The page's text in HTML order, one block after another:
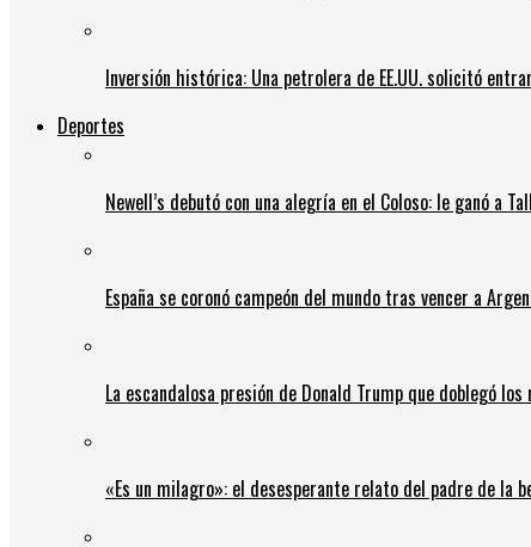
Inversión histórica: Una petrolera de EE.UU. solicitó
Deportes
Newell’s debutó con una alegría en el Coloso: le ganó a
España se coronó campeón del mundo tras vencer a
La escandalosa presión de Donald Trump que doblegó
«Es un milagro»: el desesperante relato del padre de la